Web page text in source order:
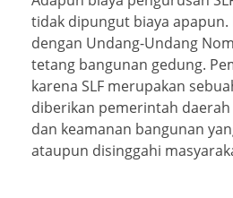
tidak dipungut biaya apapun.
dengan Undang-Undang
tetang bangunan gedung.
karena SLF merupakan
diberikan pemerintah
dan keamanan bangunan
ataupun disinggahi